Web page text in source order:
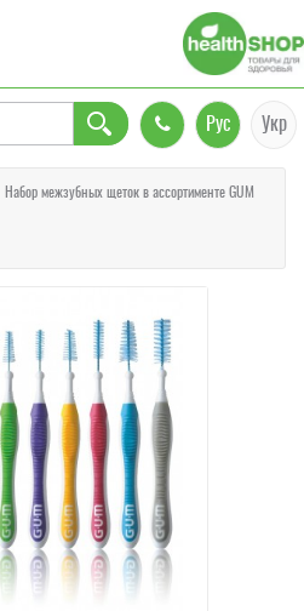
Рус Укр
Набор межзубных щеток в ассортименте GUM